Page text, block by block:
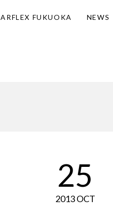
ARFLEX FUKUOKA NEWS
25
2013 OCT